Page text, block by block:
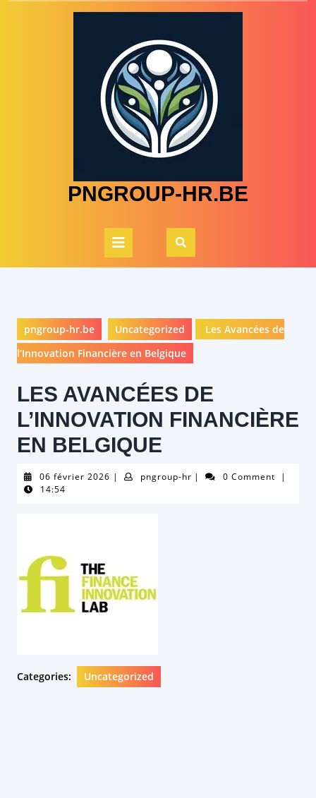
PNGROUP-HR.BE
Open
Button
pngroup-hr.be Uncategorized
Les Avancées de
l’Innovation Financière en Belgique
LES AVANCÉES DE
L’INNOVATION FINANCIÈRE
EN BELGIQUE
06 février 2026 06| pngroup-hrpngroup-
| 0 Comment
|
14:54
Categories: Uncategorized